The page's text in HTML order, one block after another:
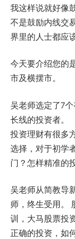
我这样说就好像
不是鼓励内线交
界里的人士都应
今天要介绍您的
市及横摆市。
吴老师选定了7
长线的投资者。
投资理财有很多
选择，对于初学
门？怎样精准的
吴老师从简教导
师，终生受用。
训，大马股票投
正确的投资，如